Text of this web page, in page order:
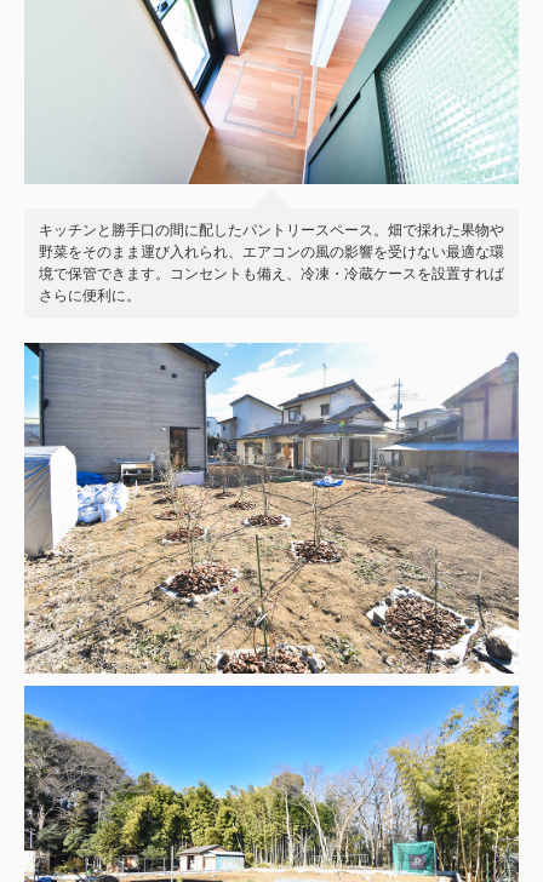
キッチンと勝手口の間に配したパントリースペース。畑で採れた果物や
野菜をそのまま運び入れられ、エアコンの風の影響を受けない最適な環
境で保管できます。コンセントも備え、冷凍・冷蔵ケースを設置すれば
さらに便利に。